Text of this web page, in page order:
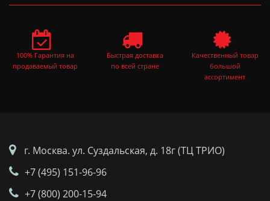
100% Гарантия на
продаваемый товар
Быстрая доставка
по всей стране
Качественный товар
большой
ассортимент
г. Москва. ул. Суздальская, д. 18г (ТЦ ТРИО)
+7 (495) 151-96-96
+7 (800) 200-15-94